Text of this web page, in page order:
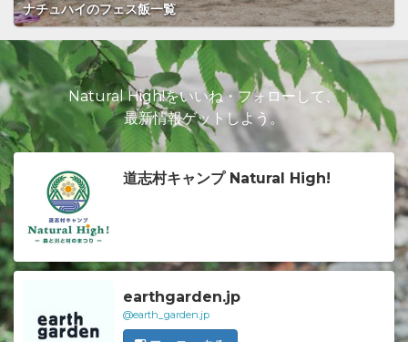
ナチュハイのフェス飯一覧
Natural High!をいいね・フォローして、
最新情報ゲットしよう。
道志村キャンプ Natural High!
earthgarden.jp
@earth_garden.jp